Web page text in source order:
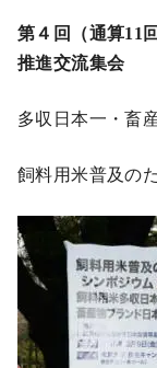
第４回（通算11
推進交流集会
多収日本一・畜
飼料用米普及の